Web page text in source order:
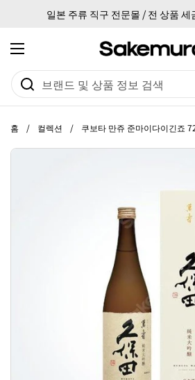
일본 주류 직구 전문몰 / 전 상품 세
메뉴 열기
홈 / 컬렉션 / 쿠보타 만쥬 준마이다이긴죠